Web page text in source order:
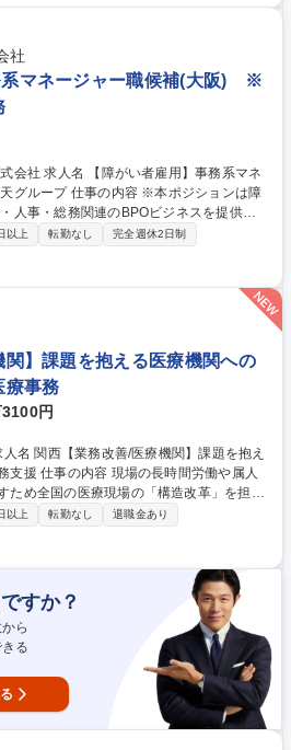
技術指導について学んだ上で、障がいのあ
めや清掃技術指導を担っていただきます。
員のスキルアップに向けた業務や関連する
ト/作業指導員
社
系マネージャー職候補(大阪) ※
】事務系マネ
本ポジションは障
人事・総務関連のBPOビジネスを提供す
細】■人の管理（メンバ
成・指導）■業務の管理（委託元との折
みて業務アサイン指揮）■売上の管理（委
見積り作成、売上分析） ※変更範囲:当社
以上 転勤なし
完全週休2日制
関】課題を抱える医療機関への
療事務
円
労働や属人
ため全国の医療現場の「構造改革」を担う
働き方改善支援にあたり、業務プロセスの
構造改善・マネジメン
よび、課題の本質的な特定、業務フロー
設計■マニュアルの整備、および数値改善
制の構築と定着化マネジメント【仕組
セスの可視化、および成果データの抽出■
の連携・関係性構築■成功事例を他拠点へ
種 関西【業務改善/医
へのサポート・業務支援
以上 転勤なし
退職金あり
ですか？
ら
る